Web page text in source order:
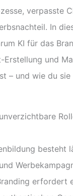
verpasste
In
KI für das
Erstellung und
– und wie du
besteht
erfordert